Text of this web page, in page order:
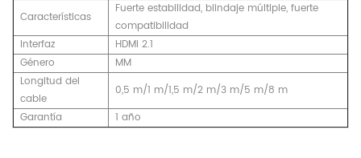
Características
Fuerte estabilidad, blindaje múltiple, fuerte
compatibilidad
Interfaz
HDMI 2.1
Género
MM
Longitud del
cable
0,5 m/1 m/1,5 m/2 m/3 m/5 m/8 m
Garantía
1 año